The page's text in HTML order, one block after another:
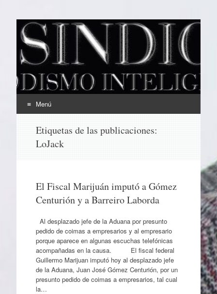
EL SINDICAL
Periodismo Inteligente
Menú
contenido
Etiquetas de las publicaciones:
LoJack
El Fiscal Marijuán imputó a Gómez
Centurión y a Barreiro Laborda
Al desplazado jefe de la Aduana por presunto
pedido de coimas a empresarios y al empresario
porque aparece en algunas escuchas telefónicas
acompañadas en la causa. El fiscal federal
Guillermo Marijuan imputó hoy al desplazado jefe
de la Aduana, Juan José Gómez Centurión, por un
presunto pedido de coimas a empresarios, tal cual
la…